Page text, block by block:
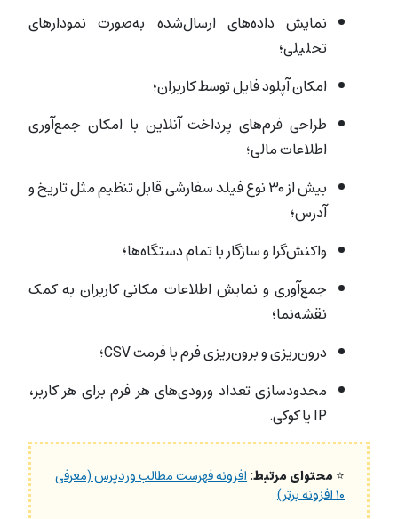
نمایش داده‌های ارسال‌شده به‌صورت نمودارهای
تحلیلی؛
امکان آپلود فایل توسط کاربران؛
طراحی فرم‌های پرداخت آنلاین با امکان جمع‌آوری
اطلاعات مالی؛
بیش از ۳۰ نوع فیلد سفارشی قابل تنظیم مثل تاریخ و
آدرس؛
واکنش‌گرا و سازگار با تمام دستگاه‌ها؛
جمع‌آوری و نمایش اطلاعات مکانی کاربران به کمک
نقشه‌نما؛
درون‌ریزی و برون‌ریزی فرم با فرمت CSV؛
محدودسازی تعداد ورودی‌های هر فرم برای هر کاربر،
IP یا کوکی.
⭐محتوای مرتبط:افزونه فهرست مطالب وردپرس (معرفی
۱۰ افزونه برتر)